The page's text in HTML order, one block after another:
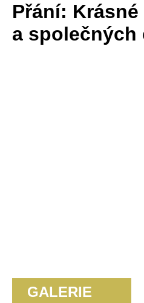
Přání:
a společných
GALERIE